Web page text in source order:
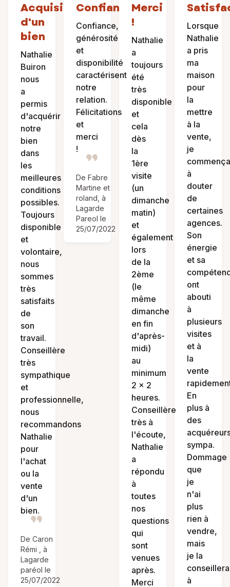
Acquisition
d'un
bien
Nathalie
Buiron
nous
a
permis
d'acquérir
notre
bien
dans
les
meilleures
conditions
possibles.
Toujours
disponible
et
volontaire,
nous
sommes
très
satisfaits
de
son
travail.
Conseillère
très
sympathique
et
professionnelle,
nous
recommandons
Nathalie
pour
l'achat
ou la
vente
d'un
bien.
De Caron
Rémi , à
Lagarde
paréol le
25/07/2022
Confiance
Confiance,
générosité
et
disponibilité
caractérisent
notre
relation.
Félicitations
et
merci
!
De Fabre
Martine et
roland, à
Lagarde
Pareol le
25/07/2022
Merci
!
Nathalie
a
toujours
été
très
disponible
et
cela
dès
la
1ère
visite
(un
dimanche
matin)
et
également
lors
de la
2ème
(le
même
dimanche
en fin
d'après-
midi)
au
minimum
2 × 2
heures.
Conseillère
très à
l'écoute,
Nathalie
a
répondu
à
toutes
nos
questions
qui
sont
venues
après.
Merci
Lorsque
Nathalie
a pris
ma
maison
pour
la
mettre
à la
vente,
je
à
douter
de
certaines
agences.
Son
énergie
et sa
ont
abouti
à
plusieurs
visites
et à
la
vente
En
plus à
des
sympa.
Dommage
que
je
n'ai
plus
rien à
vendre,
mais
je la
à